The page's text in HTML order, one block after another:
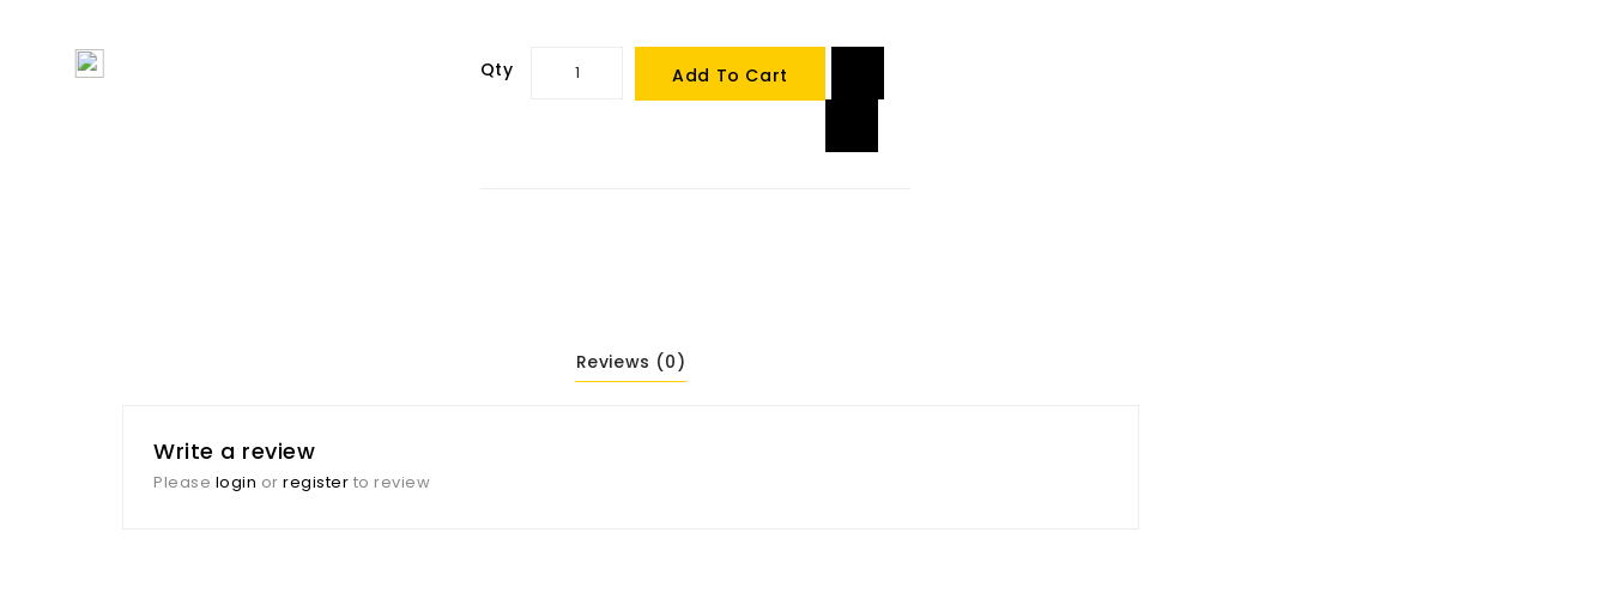
Qty Add To Cart
Reviews (0)
Write a review
Please login or register to review